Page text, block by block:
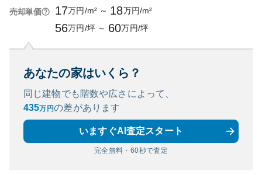
売却単価 17万円/m² ～ 18万円/m²
56万円/坪 ～ 60万円/坪
あなたの家はいくら？
同じ建物でも階数や広さによって、
435万円の差があります
いますぐAI査定スタート
完全無料・60秒で査定